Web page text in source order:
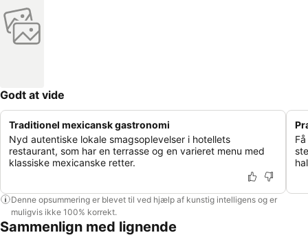
Godt at vide
Traditionel mexicansk gastronomi
Nyd autentiske lokale smagsoplevelser i hotellets
restaurant, som har en terrasse og en varieret menu med
klassiske mexicanske retter.
Denne opsummering er blevet til ved hjælp af kunstig intelligens og er
muligvis ikke 100% korrekt.
Sammenlign med lignende